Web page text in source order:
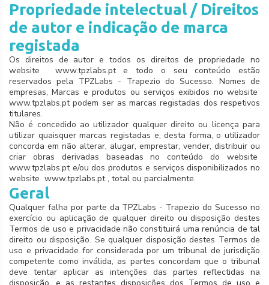
Propriedade intelectual / Direitos
de autor e indicação de marca
registada
Os direitos de autor e todos os direitos de propriedade no
website www.tpzlabs.pt e todo o seu conteúdo estão
reservados pela TPZLabs - Trapezio do Sucesso. Nomes de
empresas, Marcas e produtos ou serviços exibidos no website
www.tpzlabs.pt podem ser as marcas registadas dos respetivos
titulares.
Não é concedido ao utilizador qualquer direito ou licença para
utilizar quaisquer marcas registadas e, desta forma, o utilizador
concorda em não alterar, alugar, emprestar, vender, distribuir ou
criar obras derivadas baseadas no conteúdo do website
www.tpzlabs.pt e/ou dos produtos e serviços disponibilizados no
website www.tpzlabs.pt , total ou parcialmente.
Geral
Qualquer falha por parte da TPZLabs - Trapezio do Sucesso no
exercício ou aplicação de qualquer direito ou disposição destes
Termos de uso e privacidade não constituirá uma renúncia de tal
direito ou disposição. Se qualquer disposição destes Termos de
uso e privacidade for considerada por um tribunal de jurisdição
competente como inválida, as partes concordam que o tribunal
deve tentar aplicar as intenções das partes reflectidas na